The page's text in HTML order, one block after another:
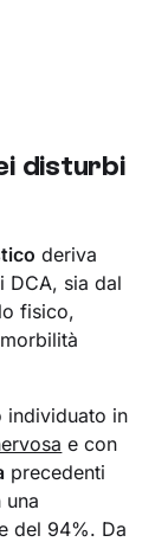
disturbi
deriva
DCA, sia dal
fisico,
individuato in
e con
precedenti
una
del 94%. Da